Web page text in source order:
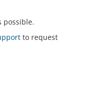
possible.
to request